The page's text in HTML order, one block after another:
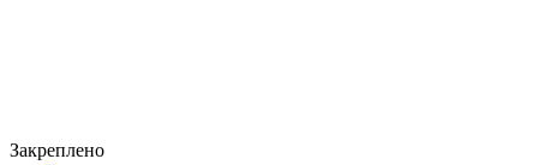
Закреплено